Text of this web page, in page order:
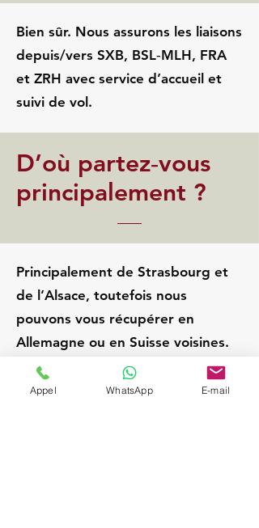
Bien sûr. Nous assurons les liaisons
depuis/vers SXB, BSL‑MLH, FRA
et ZRH avec service d’accueil et
suivi de vol.
D’où partez‑vous
principalement ?
Principalement de Strasbourg et
de l’Alsace, toutefois nous
pouvons vous récupérer en
Allemagne ou en Suisse voisines.
Eguisheim
Appel WhatsApp E-mail